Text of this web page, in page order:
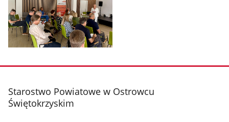
z
galerii.
zdjęcie
galerii.
stopka
Starostwo Powiatowe w Ostrowcu
Świętokrzyskim